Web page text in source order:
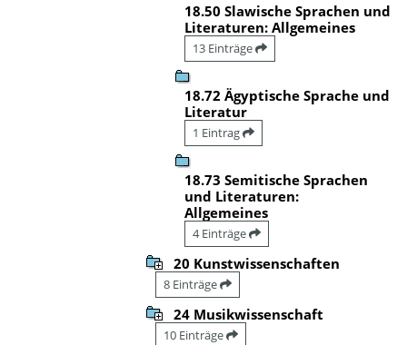
18.50 Slawische Sprachen und
Literaturen: Allgemeines
13 Einträge
18.72 Ägyptische Sprache und
Literatur
1 Eintrag
18.73 Semitische Sprachen
und Literaturen:
Allgemeines
4 Einträge
20 Kunstwissenschaften
8 Einträge
24 Musikwissenschaft
10 Einträge